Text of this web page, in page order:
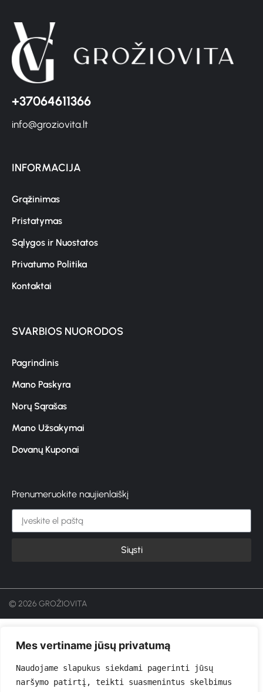
Mes vertiname jūsų privatumą
Naudojame slapukus siekdami pagerinti jūsų
naršymo patirtį, teikti suasmenintus skelbimus
+37064611366
info@groziovita.lt
INFORMACIJA
Grąžinimas
Pristatymas
Sąlygos ir Nuostatos
Privatumo Politika
Kontaktai
SVARBIOS NUORODOS
Pagrindinis
Mano Paskyra
Norų Sąrašas
Mano Užsakymai
Dovanų Kuponai
Prenumeruokite naujienlaiškį
Siųsti
© 2026 GROŽIOVITA